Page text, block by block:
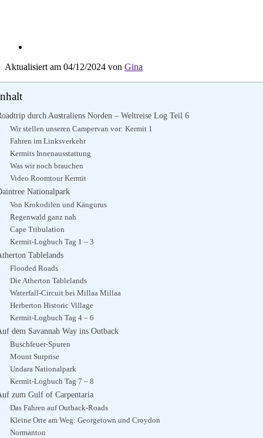
Aktualisiert am 04/12/2024 von Gina
durch Australiens Norden – Weltreise Log Teil 6
Wir stellen unseren Campervan vor: Kermit 1
Fahren im Linksverkehr
Kermits Innenausstattung
Was wir noch brauchen
Video Roomtour Kermit
Nationalpark
Von Krokodilen und Kängurus
Regenwald ganz nah
Cape Tribulation
Kermit-Logbuch Tag 1 – 3
Tablelands
Flooded Roads
Die Atherton Tablelands
Waterfall-Circuit bei Millaa Millaa
Herberton Historic Village
Kermit-Logbuch Tag 4 – 6
dem Savannah Way ins Outback
Buschfeuer-Spuren
Mount Surprise
Undara Nationalpark
Kermit-Logbuch Tag 7 – 8
zum Gulf of Carpentaria
Das Fahren auf Outback-Roads
Kleine Orte am Weg: Georgetown und Croydon
Normanton